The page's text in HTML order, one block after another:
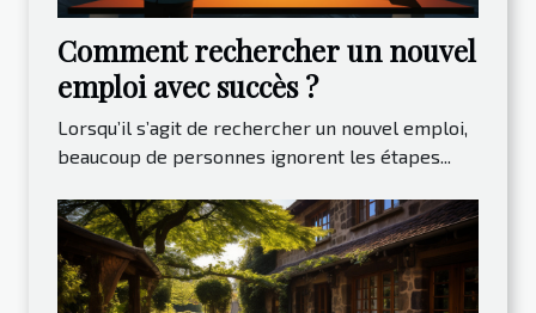
Comment rechercher un nouvel
emploi avec succès ?
Lorsqu’il s’agit de rechercher un nouvel emploi,
beaucoup de personnes ignorent les étapes...